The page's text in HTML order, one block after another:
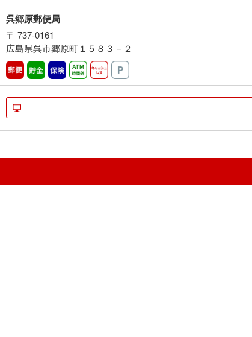
呉郷原郵便局
〒 737-0161
広島県呉市郷原町１５８３－２
郵便 貯金 保険 ATM時間外キャッシュレス